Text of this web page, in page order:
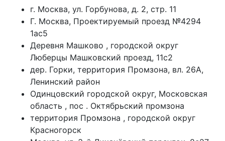
г. Москва, ул. Горбунова, д. 2, стр. 11
Г. Москва, Проектируемый проезд №4294
1ас5
Деревня Машково , городской округ
Люберцы Машковский проезд, 11с2
дер. Горки, территория Промзона, вл. 26А,
Ленинский район
Одинцовский городской округ, Московская
область , пос . Октябрьский промзона
территория Промзона , городской округ
Красногорск